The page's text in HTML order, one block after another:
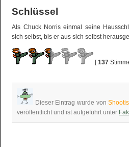
Schlüssel
Als Chuck Norris einmal seine
sich selbst, bis er aus sich selbst
[137
Dieser Eintrag wurde von
veröffentlicht und ist aufgeführt unter